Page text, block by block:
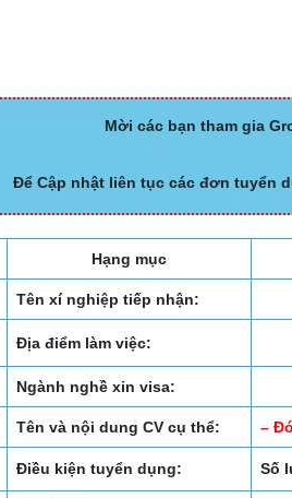
Mời các bạn tham gia
Để Cập nhật liên tục các đơn tuyển
Hạng mục
Tên xí nghiệp tiếp nhận:
Địa điểm làm việc:
Ngành nghề xin visa:
Tên và nội dung CV cụ thể: –
Điều kiện tuyển dụng: Số